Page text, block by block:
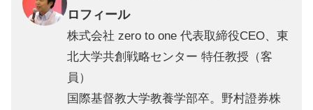
ロフィール
株式会社 zero to one 代表取締役CEO​、東
北大学共創戦略センター 特任教授（客
員）​
国際基督教大学教養学部卒。野村證券株